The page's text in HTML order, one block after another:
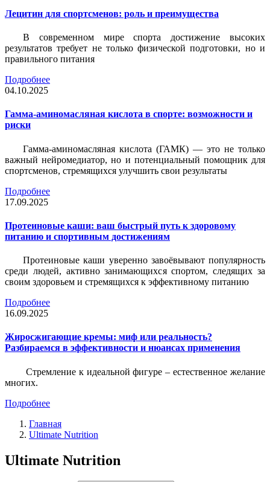
Лецитин для спортсменов: роль и преимущества
В современном мире спорта достижение высоких
результатов требует не только физической подготовки, но и
правильного питания
Подробнее
04.10.2025
Гамма-аминомасляная кислота в спорте: возможности и
риски
Гамма-аминомасляная кислота (ГАМК) — это не только
важный нейромедиатор, но и потенциальный помощник для
спортсменов, стремящихся улучшить свои результаты
Подробнее
17.09.2025
Протеиновые каши: ваш быстрый путь к здоровому
питанию и спортивным достижениям
Протеиновые каши уверенно завоёвывают популярность
среди людей, активно занимающихся спортом, следящих за
своим здоровьем и стремящихся к эффективному питанию
Подробнее
16.09.2025
Жиросжигающие кремы: миф или реальность?
Разбираемся в эффективности и нюансах применения
Стремление к идеальной фигуре – естественное желание
многих.
Подробнее
Главная
Ultimate Nutrition
Ultimate Nutrition